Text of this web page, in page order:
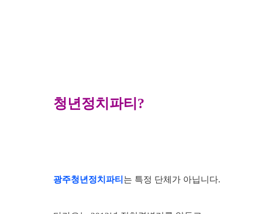
청년정치파티?
광주청년정치파티 는 특정 단체가 아닙니다.